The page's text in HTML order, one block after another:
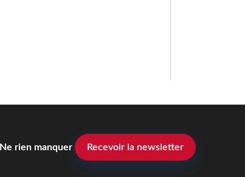
Ne rien manquer Recevoir la newsletter